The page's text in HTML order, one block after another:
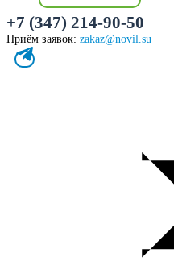
+7 (347) 214-90-50
Приём заявок: zakaz@novil.su